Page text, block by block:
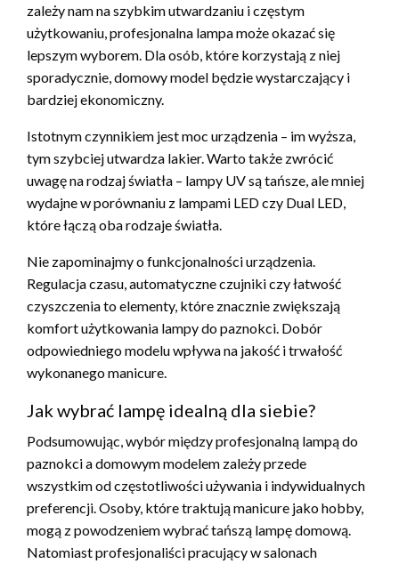
zależy nam na szybkim utwardzaniu i częstym
użytkowaniu, profesjonalna lampa może okazać się
lepszym wyborem. Dla osób, które korzystają z niej
sporadycznie, domowy model będzie wystarczający i
bardziej ekonomiczny.
Istotnym czynnikiem jest moc urządzenia – im wyższa,
tym szybciej utwardza lakier. Warto także zwrócić
uwagę na rodzaj światła – lampy UV są tańsze, ale mniej
wydajne w porównaniu z lampami LED czy Dual LED,
które łączą oba rodzaje światła.
Nie zapominajmy o funkcjonalności urządzenia.
Regulacja czasu, automatyczne czujniki czy łatwość
czyszczenia to elementy, które znacznie zwiększają
komfort użytkowania lampy do paznokci. Dobór
odpowiedniego modelu wpływa na jakość i trwałość
wykonanego manicure.
Jak wybrać lampę idealną dla siebie?
Podsumowując, wybór między profesjonalną lampą do
paznokci a domowym modelem zależy przede
wszystkim od częstotliwości używania i indywidualnych
preferencji. Osoby, które traktują manicure jako hobby,
mogą z powodzeniem wybrać tańszą lampę domową.
Natomiast profesjonaliści pracujący w salonach